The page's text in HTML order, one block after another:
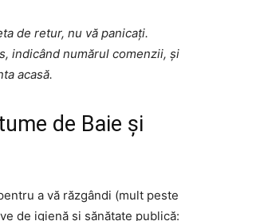
de retur, nu vă panicați.
indicând numărul comenzii, și
acasă.
de Baie și
a vă răzgândi (mult peste
de igienă și sănătate publică: